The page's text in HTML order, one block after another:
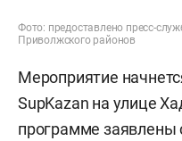
Фото: предоставлено пресс-
Приволжского районов
Мероприятие
SupKazan на улице
программе заявлены